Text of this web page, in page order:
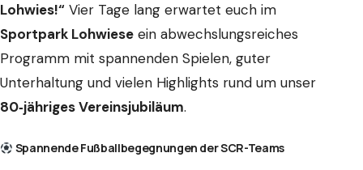
Lohwies!“ Vier Tage lang erwartet euch im
Sportpark Lohwiese ein abwechslungsreiches
Programm mit spannenden Spielen, guter
Unterhaltung und vielen Highlights rund um unser
80‑jähriges Vereinsjubiläum.
Spannende Fußballbegegnungen der SCR-Teams